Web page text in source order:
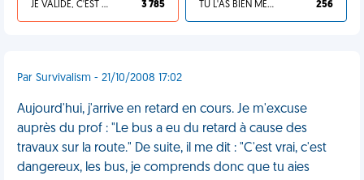
JE VALIDE, C'EST UNE VDM 3 785 TU L'AS BIEN MÉRITÉ 256
Par Survivalism - 21/10/2008 17:02
Aujourd'hui, j'arrive en retard en cours. Je m'excuse
auprès du prof : "Le bus a eu du retard à cause des
travaux sur la route." De suite, il me dit : "C'est vrai, c'est
dangereux, les bus, je comprends donc que tu aies